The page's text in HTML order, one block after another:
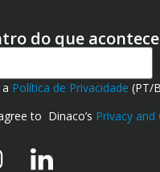
do que
Política de Privacidade (PT/
to Dinaco’s Privacy and